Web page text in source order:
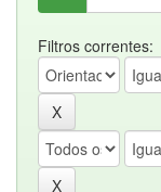
Filtros correntes: